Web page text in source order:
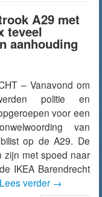
A29 met
teveel
aanhouding
– Vanavond om
politie en
voor een
van
op de A29. De
zijn met spoed naar
IKEA Barendrecht
Lees verder →